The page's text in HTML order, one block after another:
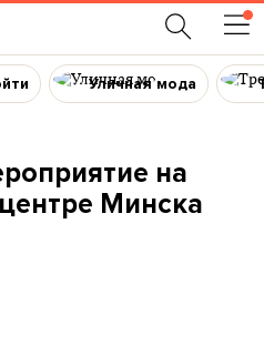
Уличная мода
на
Минска